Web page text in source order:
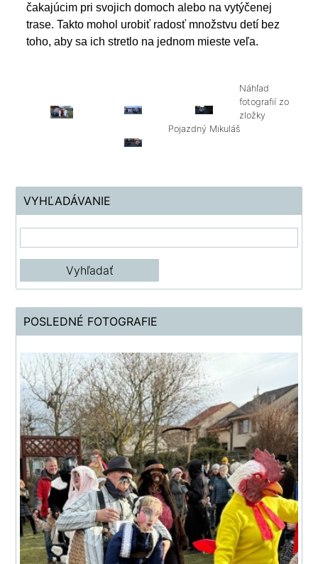
čakajúcim pri svojich domoch alebo na vytýčenej
trase. Takto mohol urobiť radosť množstvu detí bez
toho, aby sa ich stretlo na jednom mieste veľa.
Náhľad
fotografií zo
zložky
Pojazdný Mikuláš
VYHĽADÁVANIE
POSLEDNÉ FOTOGRAFIE